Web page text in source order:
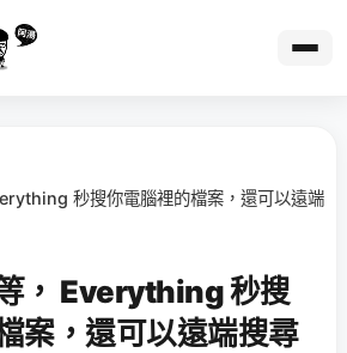
秒搜你電腦裡的檔案，還可以遠端
， Everything 秒搜
案，還可以遠端搜尋